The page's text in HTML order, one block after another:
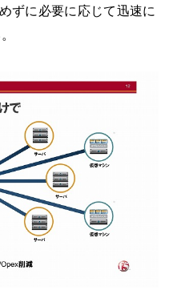
ずに必要に応じて迅速に